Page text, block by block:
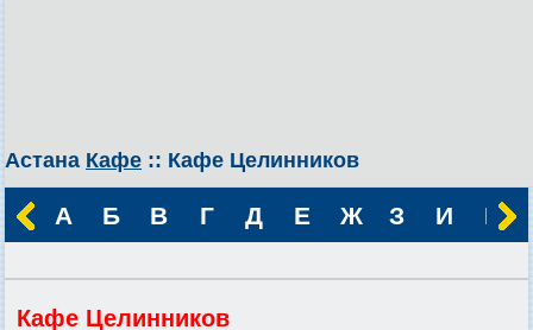
Астана Кафе :: Кафе Целинников
А Б В Г Д Е Ж З И К
Кафе Целинников